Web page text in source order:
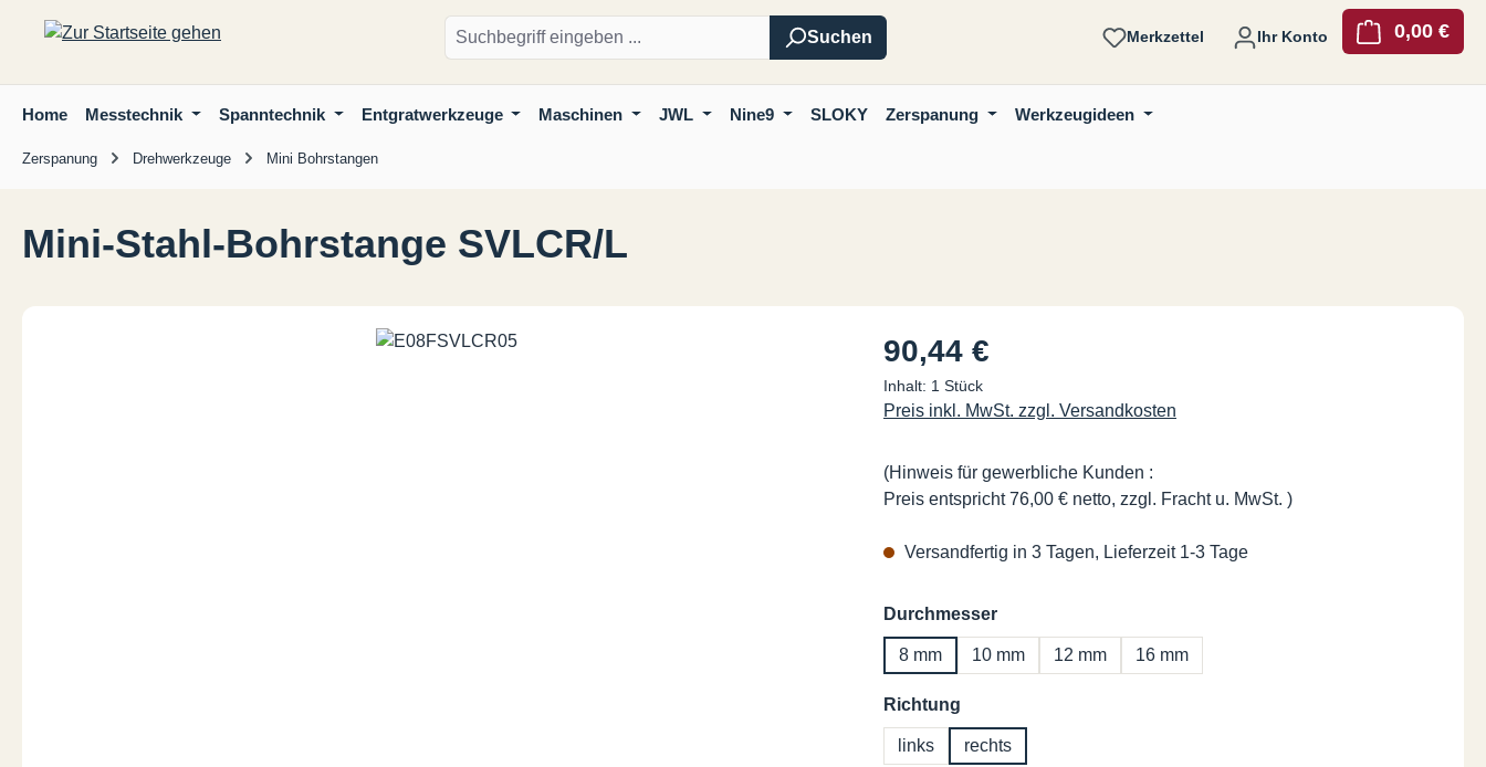
Hauptinhalt springen
Zur Suche springen
Zur Hauptnavigation springen
Suchen Merkzettel Ihr Konto 0,00 €
Home Messtechnik Spanntechnik Entgratwerkzeuge Maschinen JWL Nine9 SLOKY Zerspanung Werkzeugideen
Zerspanung Drehwerkzeuge Mini Bohrstangen
Mini-Stahl-Bohrstange SVLCR/L
Regulärer Preis:
90,44 €
Inhalt: 1 Stück
Preis inkl. MwSt. zzgl. Versandkosten
(Hinweis für gewerbliche Kunden :
Preis entspricht 76,00 € netto, zzgl. Fracht u. MwSt. )
Versandfertig in 3 Tagen, Lieferzeit 1-3 Tage
Durchmesserauswählen
8 mm 10 mm 12 mm 16 mm
Richtung
links rechts